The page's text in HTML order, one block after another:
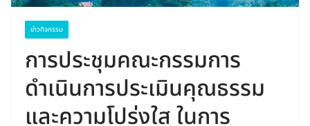
ข่าวกิจกรรม
การประชุมคณะกรรมการ
ดำเนินการประเมินคุณธรรม
และความโปร่งใส ในการ